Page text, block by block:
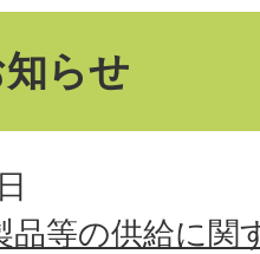
らせ
品等の供給に関